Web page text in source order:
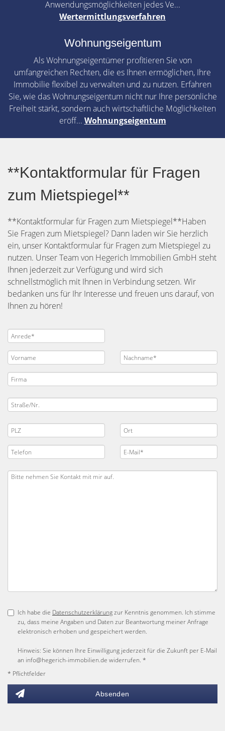
Anwendungsmöglichkeiten jedes Ve...
Wertermittlungsverfahren
Wohnungseigentum
Als Wohnungseigentümer profitieren Sie von
umfangreichen Rechten, die es Ihnen ermöglichen, Ihre
Immobilie flexibel zu verwalten und zu nutzen. Erfahren
Sie, wie das Wohnungseigentum nicht nur Ihre persönliche
Freiheit stärkt, sondern auch wirtschaftliche Möglichkeiten
eröff... Wohnungseigentum
**Kontaktformular für Fragen
zum Mietspiegel**
**Kontaktformular für Fragen zum Mietspiegel**Haben
Sie Fragen zum Mietspiegel? Dann laden wir Sie herzlich
ein, unser Kontaktformular für Fragen zum Mietspiegel zu
nutzen. Unser Team von Hegerich Immobilien GmbH steht
Ihnen jederzeit zur Verfügung und wird sich
schnellstmöglich mit Ihnen in Verbindung setzen. Wir
bedanken uns für Ihr Interesse und freuen uns darauf, von
Ihnen zu hören!
Ich habe die Datenschutzerklärungzur Kenntnis genommen. Ich stimme
zu, dass meine Angaben und Daten zur Beantwortung meiner Anfrage
elektronisch erhoben und gespeichert werden.
Hinweis: Sie können Ihre Einwilligung jederzeit für die Zukunft per E-Mail
an info@hegerich-immobilien.de widerrufen. *
* Pflichtfelder
Absenden